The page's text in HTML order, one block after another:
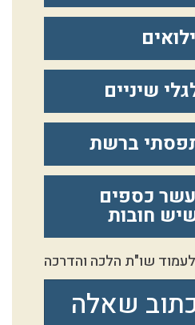
שיניים
ברשת
כספים
חובות
לעמוד שו"ת הלכה והדרכה
שאלה